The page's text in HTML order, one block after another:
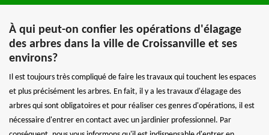
À qui peut-on confier les opérations d'élagage
des arbres dans la ville de Croissanville et ses
environs?
Il est toujours très compliqué de faire les travaux qui touchent les espaces
et plus précisément les arbres. En fait, il y a les travaux d'élagage des
arbres qui sont obligatoires et pour réaliser ces genres d'opérations, il est
nécessaire d'entrer en contact avec un jardinier professionnel. Par